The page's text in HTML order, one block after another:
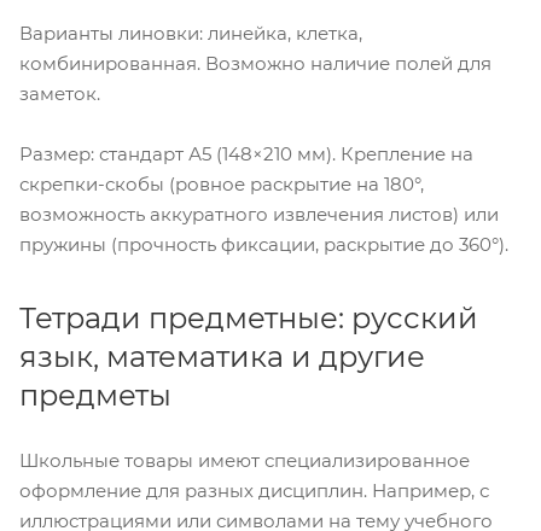
Варианты линовки: линейка, клетка,
комбинированная. Возможно наличие полей для
заметок.
Размер: стандарт А5 (148×210 мм). Крепление на
скрепки-скобы (ровное раскрытие на 180°,
возможность аккуратного извлечения листов) или
пружины (прочность фиксации, раскрытие до 360°).
Тетради предметные: русский
язык, математика и другие
предметы
Школьные товары имеют специализированное
оформление для разных дисциплин. Например, с
иллюстрациями или символами на тему учебного